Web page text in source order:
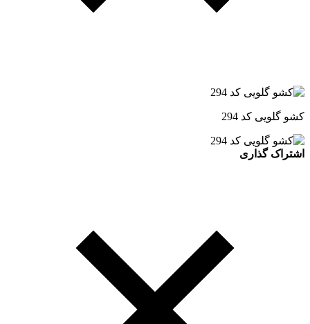
کشو گلویی کد 294
اشتراک گذاری